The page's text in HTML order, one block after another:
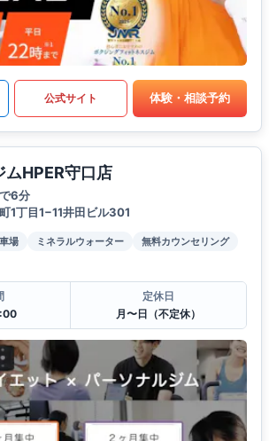
公式サイト 体験・相談予約
ムHPER守口店
6分
1丁目1−11井田ビル301
場 ミネラルウォーター
無料カウンセリング
定休日
月〜日（不定休）